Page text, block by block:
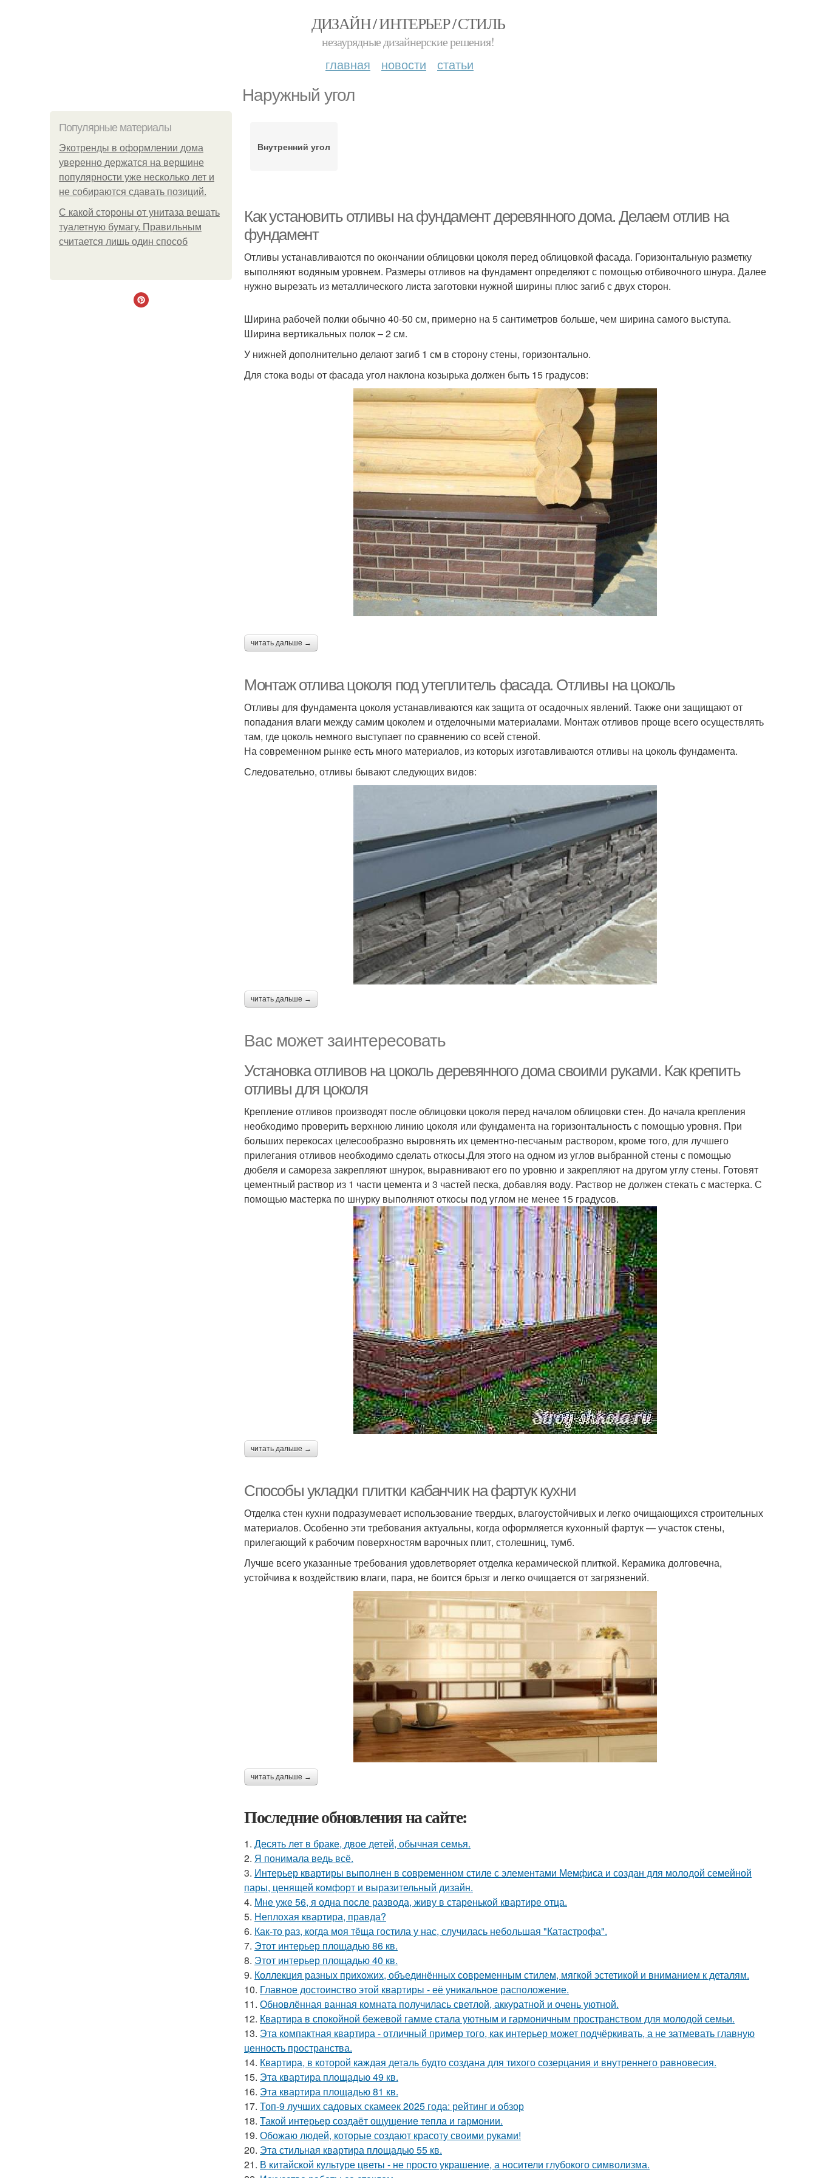
ДИЗАЙН / ИНТЕРЬЕР / СТИЛЬ
незаурядные дизайнерские решения!
главная новости статьи
Наружный угол
Популярные материалы
Экотренды в оформлении дома
уверенно держатся на вершине
популярности уже несколько лет и
не собираются сдавать позиций.
С какой стороны от унитаза вешать
туалетную бумагу. Правильным
считается лишь один способ
Внутренний угол
Как установить отливы на фундамент деревянного дома. Делаем отлив на
фундамент
Отливы устанавливаются по окончании облицовки цоколя перед облицовкой фасада. Горизонтальную разметку
выполняют водяным уровнем. Размеры отливов на фундамент определяют с помощью отбивочного шнура. Далее
нужно вырезать из металлического листа заготовки нужной ширины плюс загиб с двух сторон.
Ширина рабочей полки обычно 40-50 см, примерно на 5 сантиметров больше, чем ширина самого выступа.
Ширина вертикальных полок – 2 см.
У нижней дополнительно делают загиб 1 см в сторону стены, горизонтально.
Для стока воды от фасада угол наклона козырька должен быть 15 градусов:
читать дальше →
Монтаж отлива цоколя под утеплитель фасада. Отливы на цоколь
Отливы для фундамента цоколя устанавливаются как защита от осадочных явлений. Также они защищают от
попадания влаги между самим цоколем и отделочными материалами. Монтаж отливов проще всего осуществлять
там, где цоколь немного выступает по сравнению со всей стеной.
На современном рынке есть много материалов, из которых изготавливаются отливы на цоколь фундамента.
Следовательно, отливы бывают следующих видов:
читать дальше →
Вас может заинтересовать
Установка отливов на цоколь деревянного дома своими руками. Как крепить
отливы для цоколя
Крепление отливов производят после облицовки цоколя перед началом облицовки стен. До начала крепления
необходимо проверить верхнюю линию цоколя или фундамента на горизонтальность с помощью уровня. При
больших перекосах целесообразно выровнять их цементно-песчаным раствором, кроме того, для лучшего
прилегания отливов необходимо сделать откосы.Для этого на одном из углов выбранной стены с помощью
дюбеля и самореза закрепляют шнурок, выравнивают его по уровню и закрепляют на другом углу стены. Готовят
цементный раствор из 1 части цемента и 3 частей песка, добавляя воду. Раствор не должен стекать с мастерка. С
помощью мастерка по шнурку выполняют откосы под углом не менее 15 градусов.
читать дальше →
Способы укладки плитки кабанчик на фартук кухни
Отделка стен кухни подразумевает использование твердых, влагоустойчивых и легко очищающихся строительных
материалов. Особенно эти требования актуальны, когда оформляется кухонный фартук — участок стены,
прилегающий к рабочим поверхностям варочных плит, столешниц, тумб.
Лучше всего указанные требования удовлетворяет отделка керамической плиткой. Керамика долговечна,
устойчива к воздействию влаги, пара, не боится брызг и легко очищается от загрязнений.
читать дальше →
Последние обновления на сайте:
1. Десять лет в браке, двое детей, обычная семья.
2. Я понимала ведь всё.
3. Интерьер квартиры выполнен в современном стиле с элементами Мемфиса и создан для молодой семейной
пары, ценящей комфорт и выразительный дизайн.
4. Мне уже 56, я одна после развода, живу в старенькой квартире отца.
5. Неплохая квартира, правда?
6. Как-то раз, когда моя тёща гостила у нас, случилась небольшая "Катастрофа".
7. Этот интерьер площадью 86 кв.
8. Этот интерьер площадью 40 кв.
9. Коллекция разных прихожих, объединённых современным стилем, мягкой эстетикой и вниманием к деталям.
10. Главное достоинство этой квартиры - её уникальное расположение.
11. Обновлённая ванная комната получилась светлой, аккуратной и очень уютной.
12. Квартира в спокойной бежевой гамме стала уютным и гармоничным пространством для молодой семьи.
13. Эта компактная квартира - отличный пример того, как интерьер может подчёркивать, а не затмевать главную
ценность пространства.
14. Квартира, в которой каждая деталь будто создана для тихого созерцания и внутреннего равновесия.
15. Эта квартира площадью 49 кв.
16. Эта квартира площадью 81 кв.
17. Топ-9 лучших садовых скамеек 2025 года: рейтинг и обзор
18. Такой интерьер создаёт ощущение тепла и гармонии.
19. Обожаю людей, которые создают красоту своими руками!
20. Эта стильная квартира площадью 55 кв.
21. В китайской культуре цветы - не просто украшение, а носители глубокого символизма.